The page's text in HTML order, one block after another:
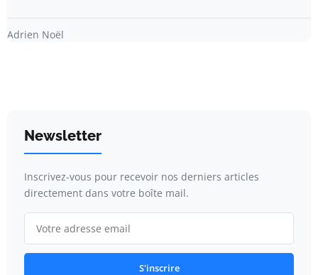
Adrien Noël
Newsletter
Inscrivez-vous pour recevoir nos derniers articles
directement dans votre boîte mail.
S'inscrire